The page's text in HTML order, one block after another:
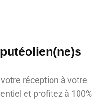
putéolien(ne)s
réception à votre
et profitez à 100%